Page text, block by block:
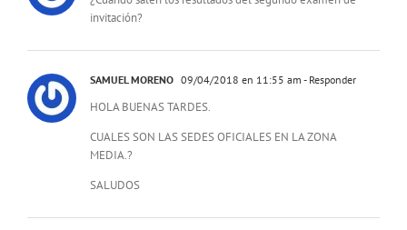
invitación?
SAMUEL MORENO 09/04/2018 en 11:55 am - Responder
HOLA BUENAS TARDES.
CUALES SON LAS SEDES OFICIALES EN LA ZONA
MEDIA.?
SALUDOS